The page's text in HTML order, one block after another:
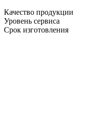
Качество продукции
Уровень сервиса
Срок изготовления